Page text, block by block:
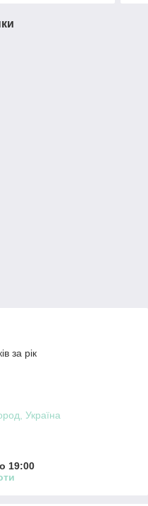
за рік
Україна
19:00